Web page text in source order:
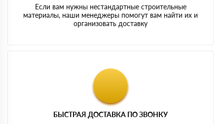
Если вам нужны нестандартные строительные
материалы, наши менеджеры помогут вам найти их и
организовать доставку
БЫСТРАЯ ДОСТАВКА ПО ЗВОНКУ